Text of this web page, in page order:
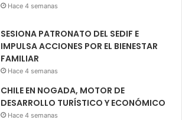
Hace 4 semanas
SESIONA PATRONATO DEL SEDIF E
IMPULSA ACCIONES POR EL BIENESTAR
FAMILIAR
Hace 4 semanas
CHILE EN NOGADA, MOTOR DE
DESARROLLO TURÍSTICO Y ECONÓMICO
Hace 4 semanas